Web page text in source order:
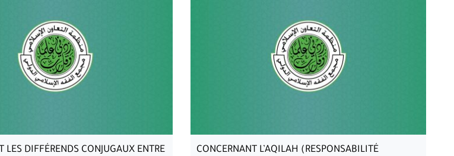
LA ZAKAT SUR LES COMPTES
COMPAGNIES D’ASSURANCE
LES DÉPÔTS DE GARANTIE EN
NUMÉRAIRE…
CONCERNANT LES DIFFÉRENDS CONJUGAUX ENTRE
LE CONJOINT ET L’ÉPOUSE EXERÇANT UN TRAVAIL
LES DIFFÉRENDS CONJUGAUX ENTRE
CONCERNANT L’AQILAH (RESPONSABILITÉ